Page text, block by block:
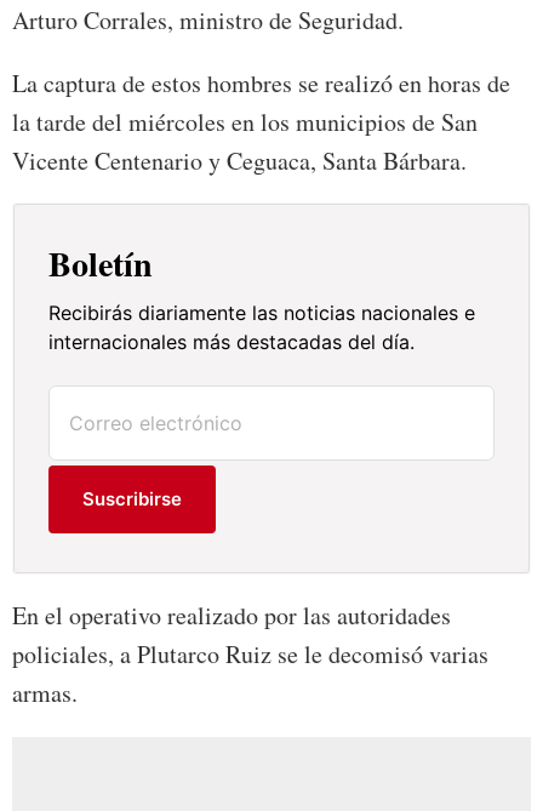
Arturo Corrales, ministro de Seguridad.
La captura de estos hombres se realizó en horas de
la tarde del miércoles en los municipios de San
Vicente Centenario y Ceguaca, Santa Bárbara.
Boletín
Recibirás diariamente las noticias nacionales e
internacionales más destacadas del día.
Suscribirse
En el operativo realizado por las autoridades
policiales, a Plutarco Ruiz se le decomisó varias
armas.